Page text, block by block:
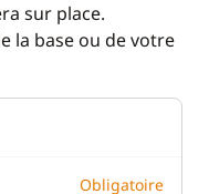
sur place.
la base ou de votre
Obligatoire